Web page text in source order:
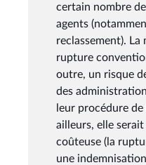
certain nombre
agents
reclassement). La
rupture
outre, un risque
des
leur procédure
ailleurs, elle
coûteuse (la
une